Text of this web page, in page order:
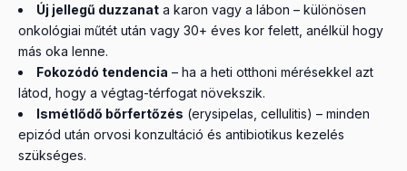
Új jellegű duzzanat a karon vagy a lábon – különösen
onkológiai műtét után vagy 30+ éves kor felett, anélkül hogy
más oka lenne.
Fokozódó tendencia – ha a heti otthoni mérésekkel azt
látod, hogy a végtag-térfogat növekszik.
Ismétlődő bőrfertőzés (erysipelas, cellulitis) – minden
epizód után orvosi konzultáció és antibiotikus kezelés
szükséges.